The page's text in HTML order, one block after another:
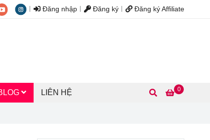
Đăng nhập Đăng ký Đăng ký Affiliate
LIÊN HỆ 0